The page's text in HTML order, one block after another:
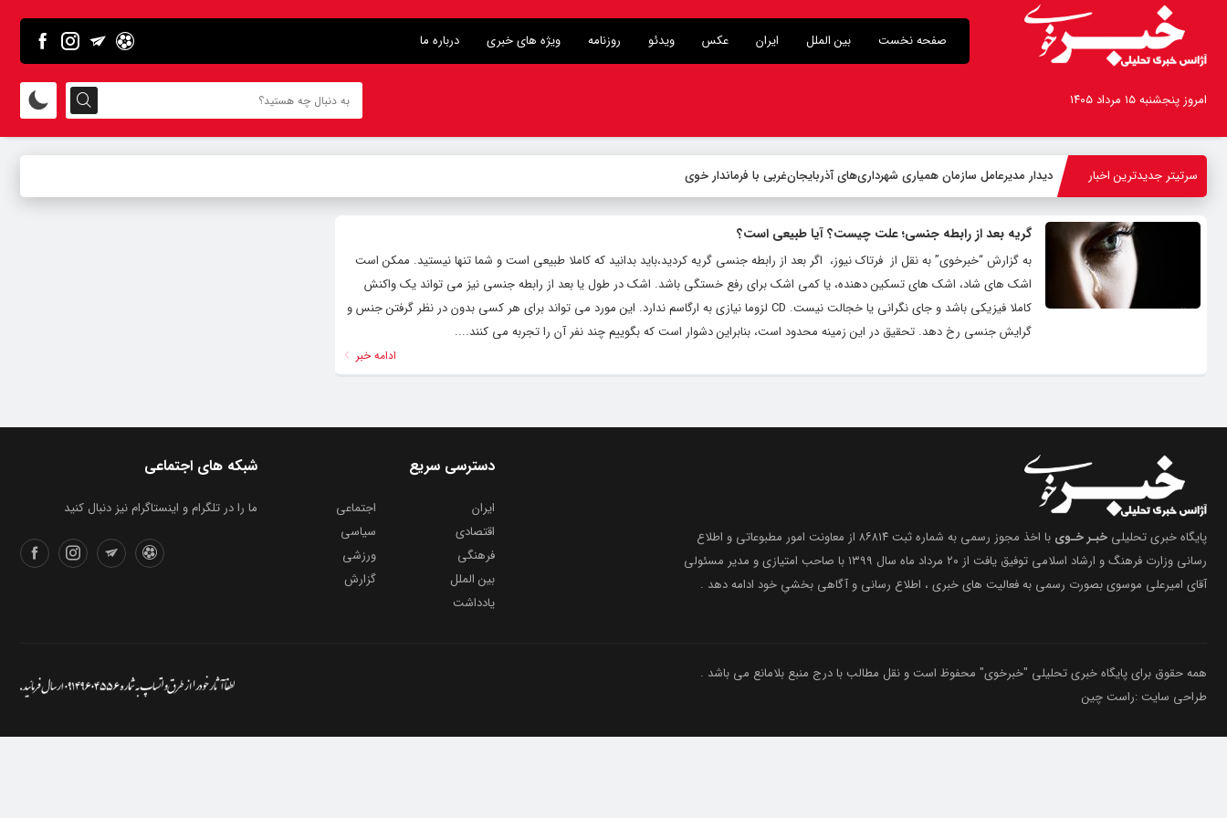
صفحه نخست بین الملل ایران عکس ویدئو روزنامه ویژه های خبری درباره ما
امروز پنجشنبه ۱۵ مرداد ۱۴۰۵
سرتیتر جدیدترین اخبار دیدار مدیرعامل سازمان همیاری شهرداری‌های آذربایجان‌غربی با فرماندار خوی
گریه بعد از رابطه جنسی؛ علت چیست؟ آیا طبیعی است؟
به گزارش “خبرخوی” به نقل از فرتاک نیوز، اگر بعد از رابطه جنسی گریه کردید،باید بدانید که کاملا طبیعی است و شما تنها نیستید. ممکن است
اشک های شاد، اشک های تسکین دهنده، یا کمی اشک برای رفع خستگی باشد. اشک در طول یا بعد از رابطه جنسی نیز می تواند یک واکنش
کاملا فیزیکی باشد و جای نگرانی یا خجالت نیست. CD لزوما نیازی به ارگاسم ندارد. این مورد می تواند برای هر کسی بدون در نظر گرفتن جنس و
گرایش جنسی رخ دهد. تحقیق در این زمینه محدود است، بنابراین دشوار است که بگوییم چند نفر آن را تجربه می کنند....
ادامه خبر
پایگاه خبری تحلیلی خبـر خـوی
با اخذ مجوز رسمی به شماره ثبت ۸۶۸۱۴ از معاونت امور مطبوعاتی و اطلاع
رسانی وزارت فرهنگ و ارشاد اسلامی توفیق یافت از ۲۰ مرداد ماه سال ۱۳۹۹ با صاحب امتیازی و مدیر مسئولی
آقای امیرعلی موسوی بصورت رسمی به فعالیت های خبری ، اطلاع رسانی و آگاهی بخشیِ خود ادامه دهد .
شبکه های اجتماعی
ما را در تلگرام و اینستاگرام نیز دنبال کنید
دسترسی سریع
ایران
اجتماعی
اقتصادی
سیاسی
فرهنگی
ورزشی
بین الملل
گزارش
یادداشت
همه حقوق برای پایگاه خبری تحلیلی "خبرخوی" محفوظ است و نقل مطالب با درج منبع بلامانع می باشد .
طراحی سایت :راست چین